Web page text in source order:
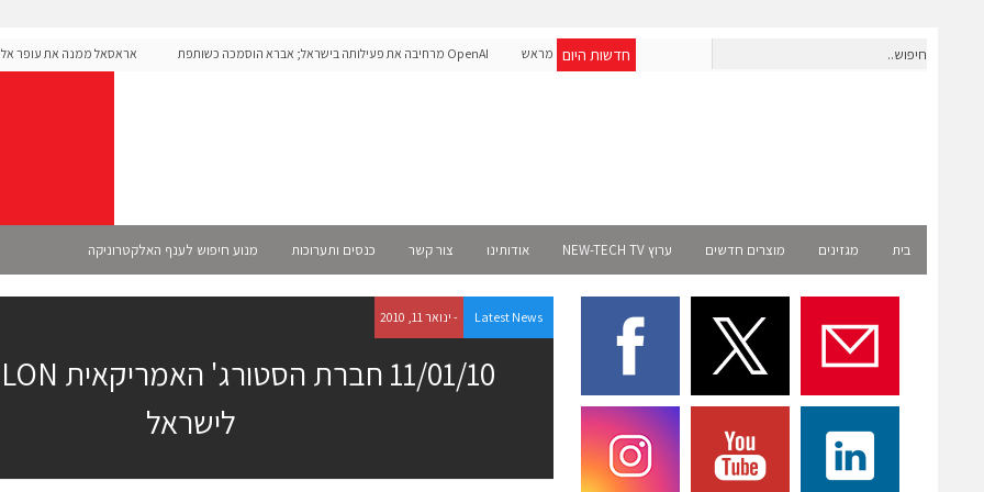
חדשות היום
חברת IAIG גייסה 6 מיליון דולר להקמת חברות תוכנה שנבנו מראש
OpenAI מרחיבה את פעילותה בישראל; אברא הוסמכה כשותפת
אראסאל ממנה את עופר
בית מגזינים מוצרים חדשים ערוץ NEW-TECH TV אודותינו צור קשר כנסים ותערוכות מנוע חיפוש לענף האלקטרוניקה
Latest News - ינואר 11, 2010
לישראל